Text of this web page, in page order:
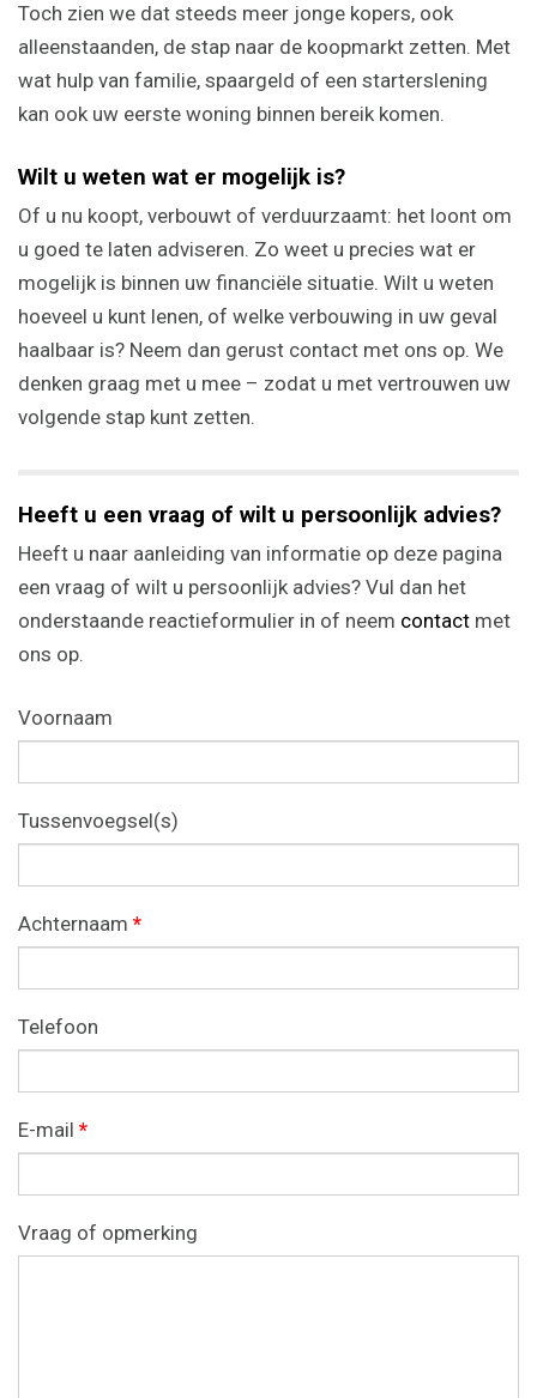
Toch zien we dat steeds meer jonge kopers, ook
alleenstaanden, de stap naar de koopmarkt zetten. Met
wat hulp van familie, spaargeld of een starterslening
kan ook uw eerste woning binnen bereik komen.
Wilt u weten wat er mogelijk is?
Of u nu koopt, verbouwt of verduurzaamt: het loont om
u goed te laten adviseren. Zo weet u precies wat er
mogelijk is binnen uw financiële situatie. Wilt u weten
hoeveel u kunt lenen, of welke verbouwing in uw geval
haalbaar is? Neem dan gerust contact met ons op. We
denken graag met u mee – zodat u met vertrouwen uw
volgende stap kunt zetten.
Heeft u een vraag of wilt u persoonlijk advies?
Heeft u naar aanleiding van informatie op deze pagina
een vraag of wilt u persoonlijk advies? Vul dan het
onderstaande reactieformulier in of neem contact met
ons op.
Voornaam
Tussenvoegsel(s)
Achternaam *
Telefoon
E-mail *
Vraag of opmerking